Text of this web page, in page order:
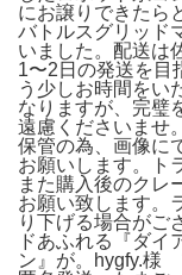
にお譲りできた
バトルスグリッド
いました。配送は
1〜2日の発送を目
う少しお時間をい
なりますが、完璧
遠慮くださいませ
保管の為、画像に
お願いします。ト
また購入後のクレ
お願い致します。
り下げる場合がご
ドあふれる『ダイ
ン』が。hygfy.様